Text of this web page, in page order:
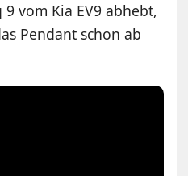
vom Kia EV9 abhebt,
Pendant schon ab